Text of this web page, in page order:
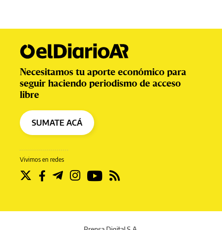
Vivimos en redes
Necesitamos tu aporte económico para
seguir haciendo periodismo de acceso
libre
SUMATE ACÁ